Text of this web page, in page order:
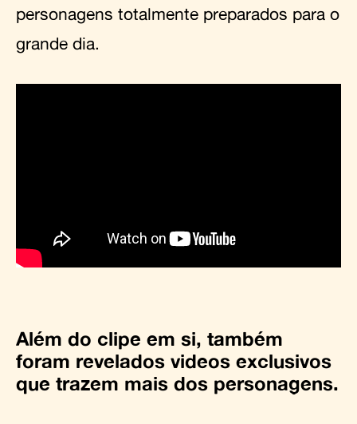
personagens totalmente preparados para o
grande dia.
Além do clipe em si, também
foram revelados videos exclusivos
que trazem mais dos personagens.